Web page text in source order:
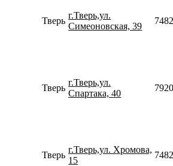
Тверь
г.Тверь,ул.
Симеоновская, 39
Тверь
г.Тверь,ул.
Спартака, 40
Тверь
г.Тверь,ул. Хромова,
15